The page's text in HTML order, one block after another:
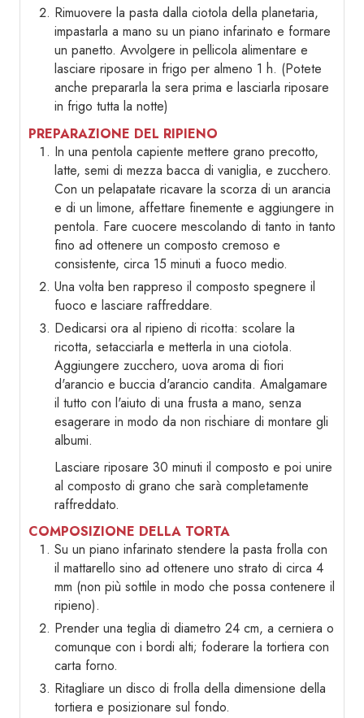
Rimuovere la pasta dalla ciotola della planetaria,
impastarla a mano su un piano infarinato e formare
un panetto. Avvolgere in pellicola alimentare e
lasciare riposare in frigo per almeno 1 h. (Potete
anche prepararla la sera prima e lasciarla riposare
in frigo tutta la notte)
PREPARAZIONE DEL RIPIENO
In una pentola capiente mettere grano precotto,
latte, semi di mezza bacca di vaniglia, e zucchero.
Con un pelapatate ricavare la scorza di un arancia
e di un limone, affettare finemente e aggiungere in
pentola. Fare cuocere mescolando di tanto in tanto
fino ad ottenere un composto cremoso e
consistente, circa 15 minuti a fuoco medio.
Una volta ben rappreso il composto spegnere il
fuoco e lasciare raffreddare.
Dedicarsi ora al ripieno di ricotta: scolare la
ricotta, setacciarla e metterla in una ciotola.
Aggiungere zucchero, uova aroma di fiori
d'arancio e buccia d'arancio candita. Amalgamare
il tutto con l'aiuto di una frusta a mano, senza
esagerare in modo da non rischiare di montare gli
albumi.
Lasciare riposare 30 minuti il composto e poi unire
al composto di grano che sarà completamente
raffreddato.
COMPOSIZIONE DELLA TORTA
Su un piano infarinato stendere la pasta frolla con
il mattarello sino ad ottenere uno strato di circa 4
mm (non più sottile in modo che possa contenere il
ripieno).
Prender una teglia di diametro 24 cm, a cerniera o
comunque con i bordi alti; foderare la tortiera con
carta forno.
Ritagliare un disco di frolla della dimensione della
tortiera e posizionare sul fondo.